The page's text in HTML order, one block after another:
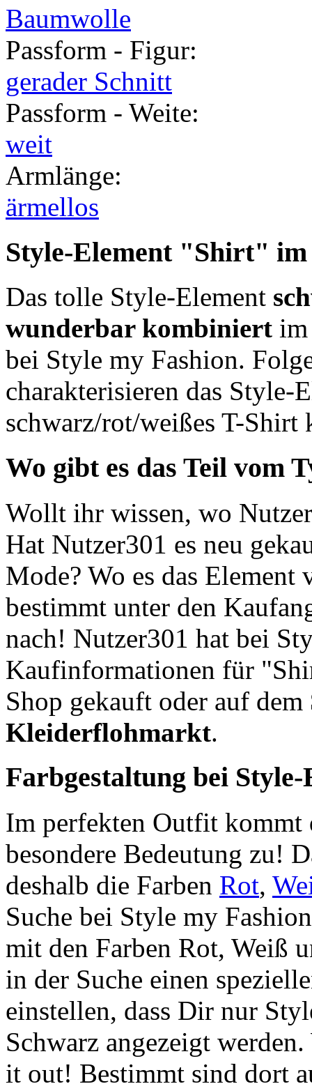
Baumwolle
Passform - Figur:
gerader Schnitt
Passform - Weite:
weit
Armlänge:
ärmellos
Style-Element "Shirt"
Das tolle Style-Element
wunderbar kombiniert
bei Style my Fashion.
charakterisieren das Style-
schwarz/rot/weißes T-
Wo gibt es das Teil vom
Wollt ihr wissen, wo
Hat Nutzer301 es neu
Mode? Wo es das
bestimmt unter den
nach! Nutzer301 hat bei
Kaufinformationen für
Shop gekauft oder auf dem
Kleiderflohmarkt.
Farbgestaltung bei
Im perfekten Outfit kommt
besondere Bedeutung zu!
deshalb die Farben Rot,
Suche bei Style my
mit den Farben Rot, Weiß
in der Suche einen
einstellen, dass Dir nur
Schwarz angezeigt
it out! Bestimmt sind dort